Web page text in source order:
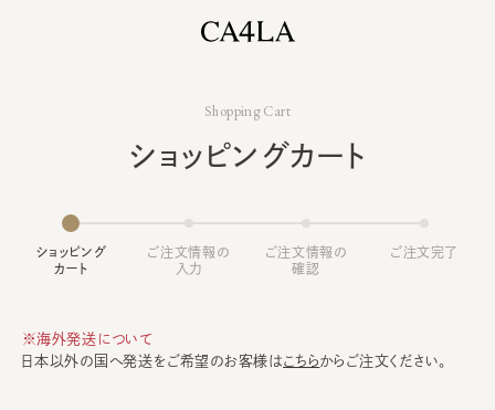
Shopping Cart
ショッピングカート
ショッピング
カート
ご注文情報の
入力
ご注文情報の
確認
ご注文完了
※海外発送について
日本以外の国へ発送をご希望のお客様はこちらからご注文ください。